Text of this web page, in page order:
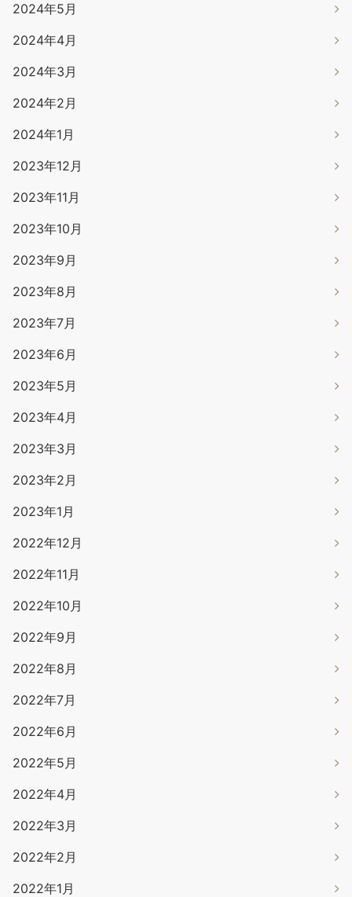
2024年5月
2024年4月
2024年3月
2024年2月
2024年1月
2023年12月
2023年11月
2023年10月
2023年9月
2023年8月
2023年7月
2023年6月
2023年5月
2023年4月
2023年3月
2023年2月
2023年1月
2022年12月
2022年11月
2022年10月
2022年9月
2022年8月
2022年7月
2022年6月
2022年5月
2022年4月
2022年3月
2022年2月
2022年1月